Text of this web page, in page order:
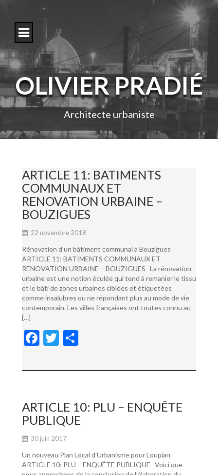
o
c
n
e
OLIVIER PRADIÉ
Architecte urbaniste
ARTICLE 11: BATIMENTS
COMMUNAUX ET
RENOVATION URBAINE –
BOUZIGUES
22 novembre 2018
Rénovation d’un bâtiment communal à Bouzigues
ARTICLE 11: BATIMENTS COMMUNAUX ET
RENOVATION URBAINE – BOUZIGUES La rénovation
urbaine est une notion éculée qui tend à remanier le tissu
et le bâti de zones urbaines ciblées et étiquetées
comme insalubres ou ne répondant plus au mode de vie
contemporain. Les villes françaises ont toutes connu au
[…]
F
e
o
o
k
T
itt ta
er
ARTICLE 10: PLU – ENQUÊTE
PUBLIQUE
30 juin 2017
Un nouveau Plan Local d’Urbanisme pour Loupian
ARTICLE 10: PLU – ENQUÊTE PUBLIQUE Voici que